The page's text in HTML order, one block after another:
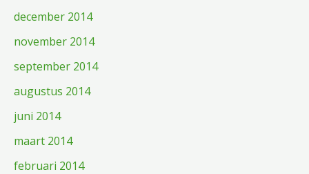
december 2014
november 2014
september 2014
augustus 2014
juni 2014
maart 2014
februari 2014